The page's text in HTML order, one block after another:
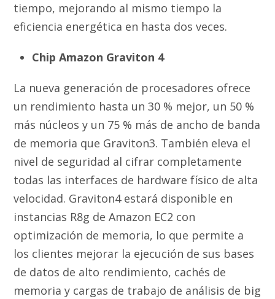
tiempo, mejorando al mismo tiempo la
eficiencia energética en hasta dos veces.
Chip Amazon Graviton 4
La nueva generación de procesadores ofrece
un rendimiento hasta un 30 % mejor, un 50 %
más núcleos y un 75 % más de ancho de banda
de memoria que Graviton3. También eleva el
nivel de seguridad al cifrar completamente
todas las interfaces de hardware físico de alta
velocidad. Graviton4 estará disponible en
instancias R8g de Amazon EC2 con
optimización de memoria, lo que permite a
los clientes mejorar la ejecución de sus bases
de datos de alto rendimiento, cachés de
memoria y cargas de trabajo de análisis de big